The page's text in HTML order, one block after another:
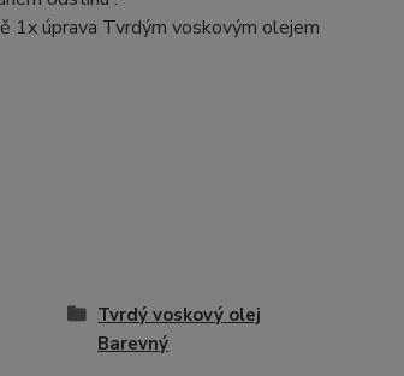
1x úprava Tvrdým voskovým olejem
Tvrdý voskový olej
Barevný